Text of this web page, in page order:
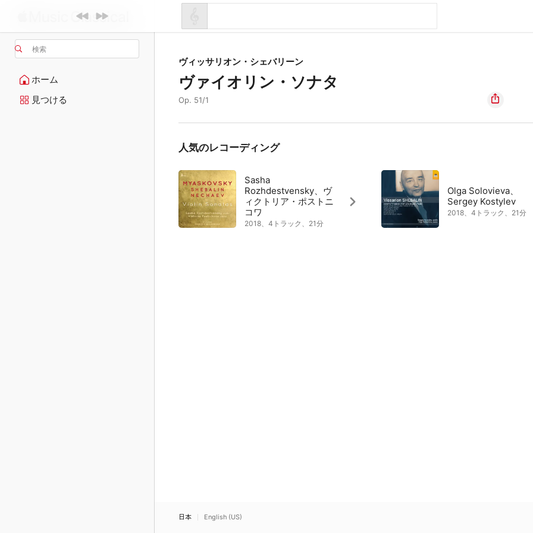
検索
ホーム
見つける
ヴィッサリオン・シェバリーン
ヴァイオリン・ソナタ
Op. 51/1
人気のレコーディング
Sasha
Rozhdestvensky、ヴ
ィクトリア・ポストニ
コワ
2018、4トラック、21分
Olga Solovieva、
Sergey Kostylev
2018、4トラック、21分
日本 English (US)